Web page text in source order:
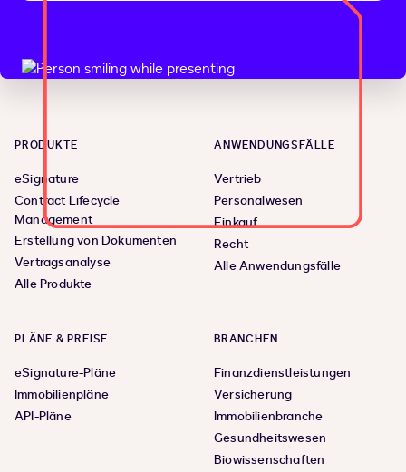
PRODUKTE
eSignature
Contract Lifecycle
Management
Erstellung von Dokumenten
Vertragsanalyse
Alle Produkte
ANWENDUNGSFÄLLE
Vertrieb
Personalwesen
Einkauf
Recht
Alle Anwendungsfälle
PLÄNE & PREISE
eSignature-Pläne
Immobilienpläne
API-Pläne
BRANCHEN
Finanzdienstleistungen
Versicherung
Immobilienbranche
Gesundheitswesen
Biowissenschaften